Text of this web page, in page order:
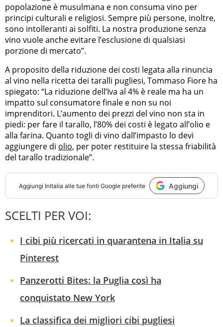
popolazione è musulmana e non consuma vino per
principi culturali e religiosi. Sempre più persone, inoltre,
sono intolleranti ai solfiti. La nostra produzione senza
vino vuole anche evitare l’esclusione di qualsiasi
porzione di mercato”.
A proposito della riduzione dei costi legata alla rinuncia
al vino nella ricetta dei taralli pugliesi, Tommaso Fiore ha
spiegato: “La riduzione dell’Iva al 4% è reale ma ha un
impatto sul consumatore finale e non su noi
imprenditori. L’aumento dei prezzi del vino non sta in
piedi: per fare il tarallo, l’80% dei costi è legato all’olio e
alla farina. Quanto togli di vino dall’impasto lo devi
aggiungere di olio, per poter restituire la stessa friabilità
del tarallo tradizionale”.
Aggiungi InItalia alle tue fonti Google preferite Aggiungi
SCELTI PER VOI:
I cibi più ricercati in quarantena in Italia su
Pinterest
Panzerotti Bites: la Puglia così ha
conquistato New York
La classifica dei migliori cibi pugliesi